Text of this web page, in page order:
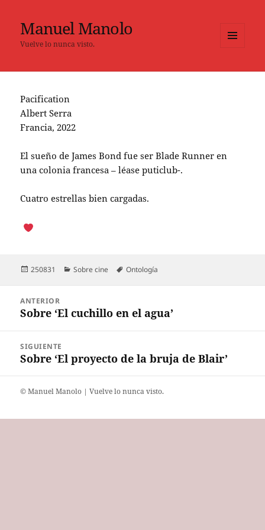
Manuel Manolo
Vuelve lo nunca visto.
WIDGETS
Pacification
Albert Serra
Francia, 2022
El sueño de James Bond fue ser Blade Runner en
una colonia francesa – léase puticlub-.
Cuatro estrellas bien cargadas.
Publicado
250831 Categorías
Sobre cine Etiquetas
Ontología
entradas
ANTERIOR
Entrada
Sobre ‘El cuchillo en el agua’
SIGUIENTE
Entrada
Sobre ‘El proyecto de la bruja de Blair’
©️ Manuel Manolo | Vuelve lo nunca visto.